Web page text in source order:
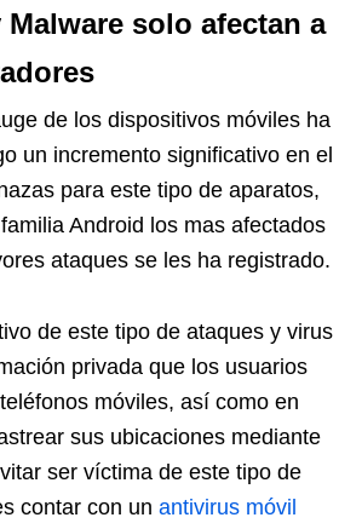
solo afectan a
de los dispositivos móviles ha
un incremento significativo en el
para este tipo de aparatos,
Android los mas afectados
ataques se les ha registrado.
de este tipo de ataques y virus
privada que los usuarios
móviles, así como en
sus ubicaciones mediante
ser víctima de este tipo de
contar con un antivirus móvil